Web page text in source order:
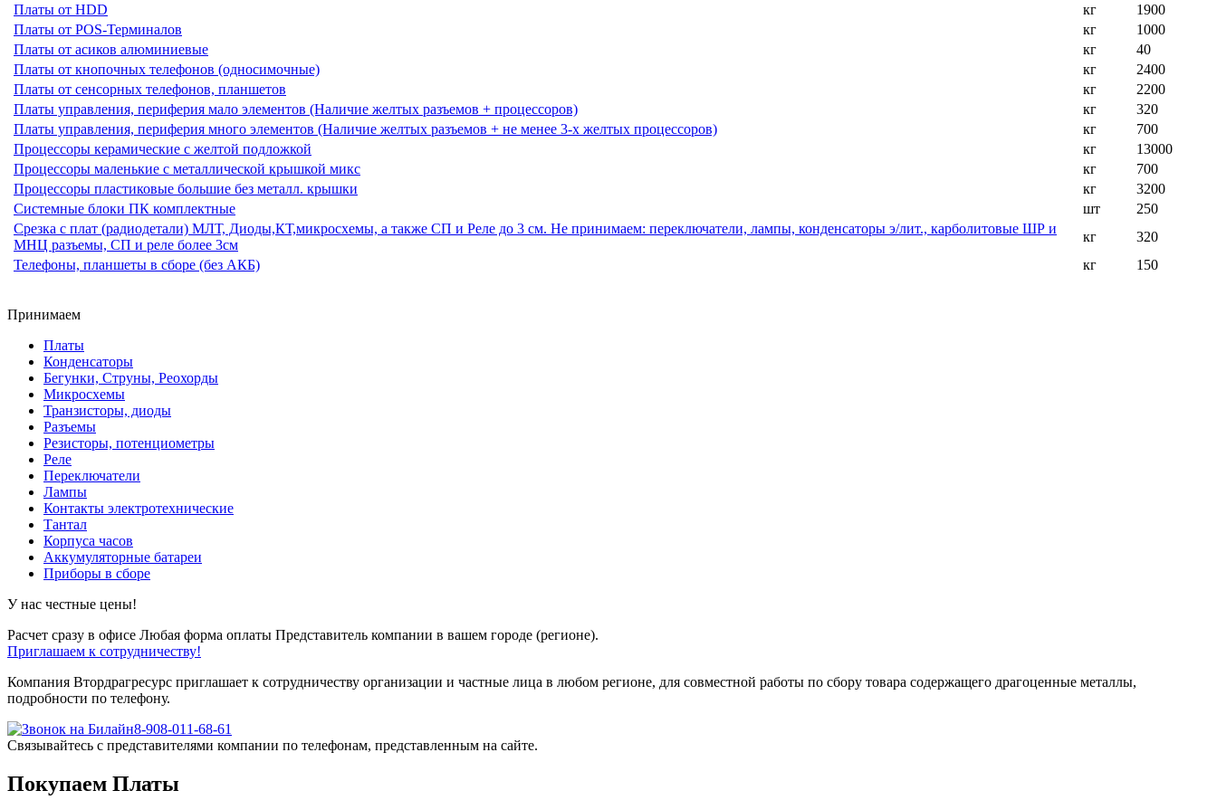
Платы от HDD
кг
1900
Платы от POS-Терминалов
кг
1000
Платы от асиков алюминиевые
кг
40
Платы от кнопочных телефонов (односимочные)
кг
2400
Платы от сенсорных телефонов, планшетов
кг
2200
Платы управления, периферия мало элементов (Наличие желтых разъемов + процессоров)
кг
320
Платы управления, периферия много элементов (Наличие желтых разъемов + не менее 3-х желтых процессоров)
кг
700
Процессоры керамические с желтой подложкой
кг
13000
Процессоры маленькие с металлической крышкой микс
кг
700
Процессоры пластиковые большие без металл. крышки
кг
3200
Системные блоки ПК комплектные
шт
250
Срезка с плат (радиодетали) МЛТ, Диоды,КТ,микросхемы, а также СП и Реле до 3 см. Не принимаем: переключатели, лампы, конденсаторы э/лит., карболитовые ШР и
МНЦ разъемы, СП и реле более 3см
кг
320
Телефоны, планшеты в сборе (без АКБ)
кг 150
Принимаем
Платы
Конденсаторы
Бегунки, Струны, Реохорды
Микросхемы
Транзисторы, диоды
Разъемы
Резисторы, потенциометры
Реле
Переключатели
Лампы
Контакты электротехнические
Тантал
Корпуса часов
Аккумуляторные батареи
Приборы в сборе
У нас честные цены!
Расчет сразу в офисе Любая форма оплаты Представитель компании в вашем городе (регионе).
Приглашаем к сотрудничеству!
Компания Втордрагресурс приглашает к сотрудничеству организации и частные лица в любом регионе, для совместной работы по сбору товара содержащего драгоценные металлы,
подробности по телефону.
8-908-011-68-61
Связывайтесь с представителями компании по телефонам, представленным на сайте.
Покупаем Платы